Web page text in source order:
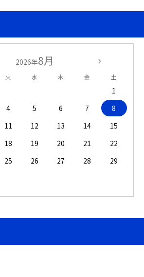
2026年8月
火 水 木 金 土
1
4 5 6 7
8
11 12 13 14
15
18 19 20 21
22
25 26 27 28
29